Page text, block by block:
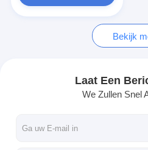
Bekijk
Laat Een
We Zullen Snel